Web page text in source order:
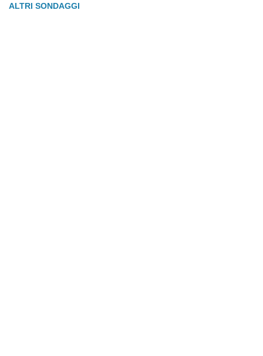
ALTRI SONDAGGI